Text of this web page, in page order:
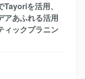
を活用、
アあふれる活用
ィックプラニン